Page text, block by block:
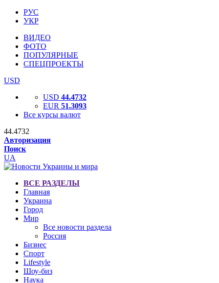
РУС
УКР
ВИДЕО
ФОТО
ПОПУЛЯРНЫЕ
СПЕЦПРОЕКТЫ
USD
USD 44.4732
EUR 51.3093
Все курсы валют
44.4732
Авторизация
Поиск
UA
ВСЕ РАЗДЕЛЫ
Главная
Украина
Город
Мир
Все новости раздела
Россия
Бизнес
Спорт
Lifestyle
Шоу-биз
Наука